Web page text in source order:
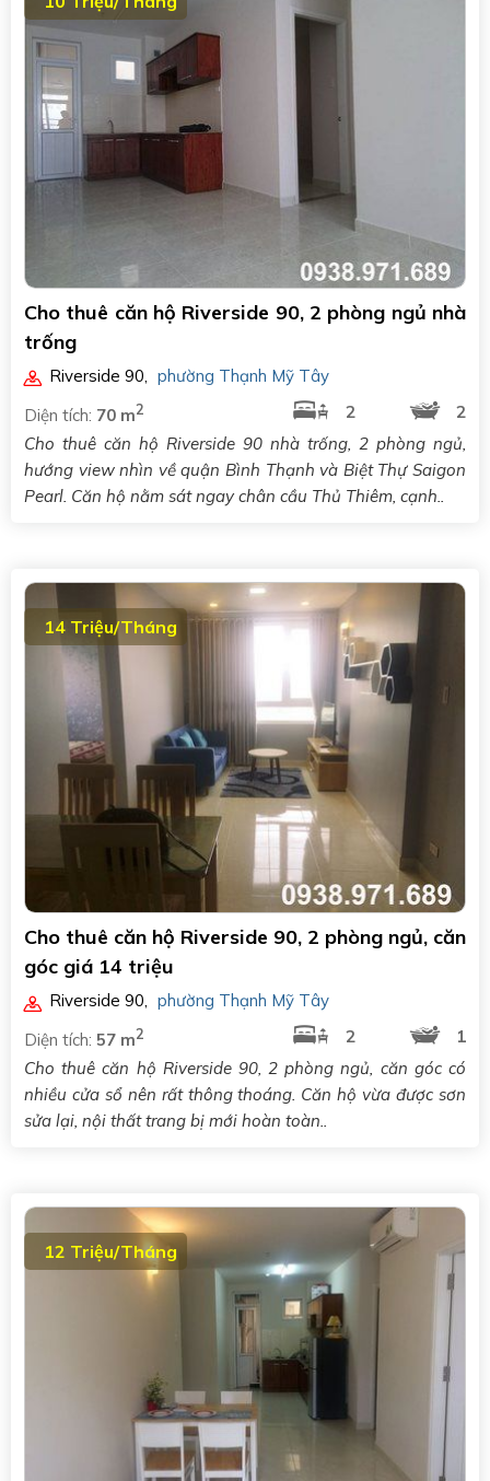
Cho thuê căn hộ Riverside 90, 2 phòng ngủ nhà
trống
Riverside 90
phường Thạnh Mỹ Tây
Diện tích: 70 m2 2
2
Cho thuê căn hộ Riverside 90 nhà trống, 2 phòng ngủ,
hướng view nhìn về quận Bình Thạnh và Biệt Thự Saigon
Pearl. Căn hộ nằm sát ngay chân cầu Thủ Thiêm, cạnh..
14 Triệu/Tháng
Cho thuê căn hộ Riverside 90, 2 phòng ngủ, căn
góc giá 14 triệu
Riverside 90, phường Thạnh Mỹ Tây
Diện tích: 57 m2 2
1
Cho thuê căn hộ Riverside 90, 2 phòng ngủ, căn góc có
nhiều cửa sổ nên rất thông thoáng. Căn hộ vừa được sơn
sửa lại, nội thất trang bị mới hoàn toàn..
12 Triệu/Tháng